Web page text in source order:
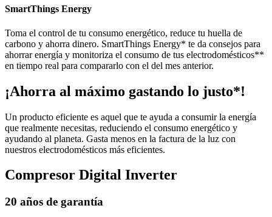
SmartThings Energy
Toma el control de tu consumo energético, reduce tu huella de
carbono y ahorra dinero. SmartThings Energy* te da consejos para
ahorrar energía y monitoriza el consumo de tus electrodomésticos**
en tiempo real para compararlo con el del mes anterior.
¡Ahorra al máximo gastando lo justo*!
Un producto eficiente es aquel que te ayuda a consumir la energía
que realmente necesitas, reduciendo el consumo energético y
ayudando al planeta. Gasta menos en la factura de la luz con
nuestros electrodomésticos más eficientes.
Compresor Digital Inverter
20 años de garantía